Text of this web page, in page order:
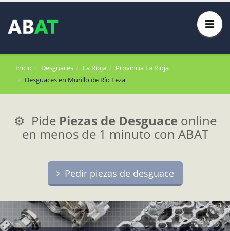
Inicio Desguaces La Rioja
Provincia La Rioja
Desguaces en Murillo de Río Leza
⚙️ Pide Piezas de Desguace online
en menos de 1 minuto con ABAT
Pedir piezas de desguace